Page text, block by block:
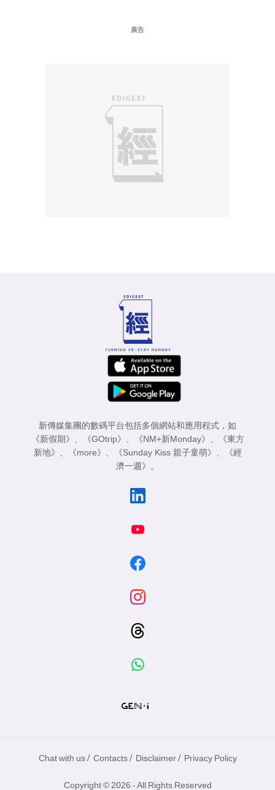
廣告
新傳媒集團的數碼平台包括多個網站和應用程式，如
《新假期》
《GOtrip》 《NM+新Monday》
《東方
新地》
《more》 《Sunday Kiss 親子童萌》
《經
濟一週》
。
Chat with us / Contacts / Disclaimer / Privacy Policy
Copyright © 2026 - All Rights Reserved